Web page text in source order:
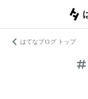
はてなブログ トップ